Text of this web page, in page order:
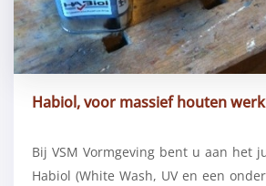
Habiol, voor massief houten
Bij VSM Vormgeving bent u aan het
Habiol (White Wash, UV en een